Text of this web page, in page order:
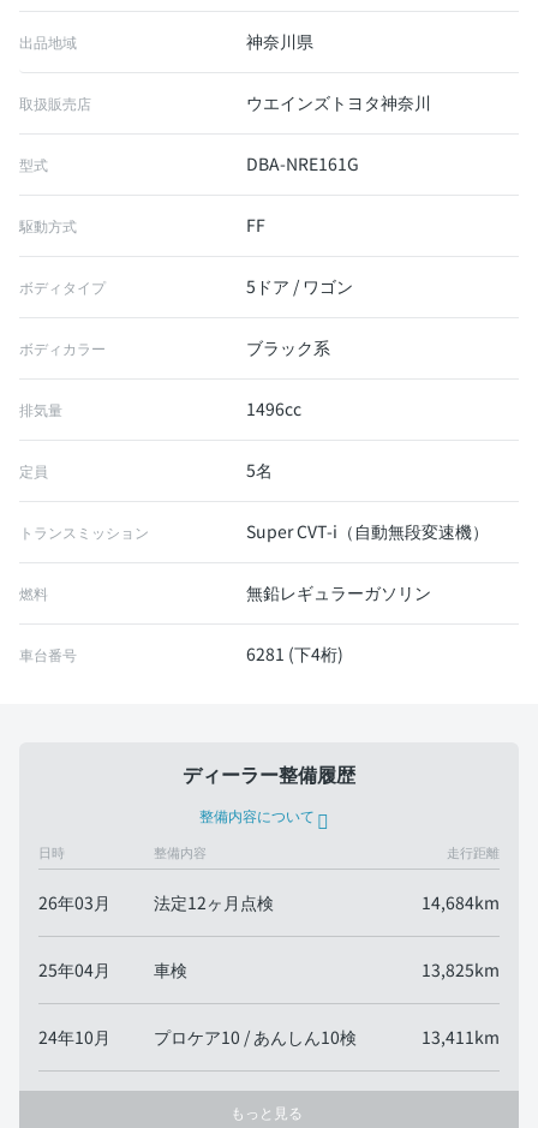
出品地域 神奈川県
取扱販売店 ウエインズトヨタ神奈川
型式 DBA-NRE161G
駆動方式 FF
ボディタイプ 5ドア / ワゴン
ボディカラー ブラック系
排気量 1496cc
定員 5名
トランスミッション Super CVT-i（自動無段変速機）
燃料 無鉛レギュラーガソリン
車台番号 6281 (下4桁)
ディーラー整備履歴
整備内容について
日時 整備内容 走行距離
26年03月 法定12ヶ月点検 14,684km
25年04月 車検 13,825km
24年10月 プロケア10 / あんしん10検 13,411km
もっと見る